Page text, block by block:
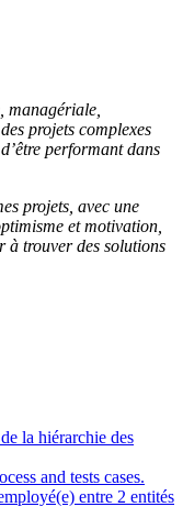
managériale,
projets complexes
performant dans
projets, avec une
et motivation,
à trouver des solutions
la hiérarchie des
and tests cases.
entre 2 entités